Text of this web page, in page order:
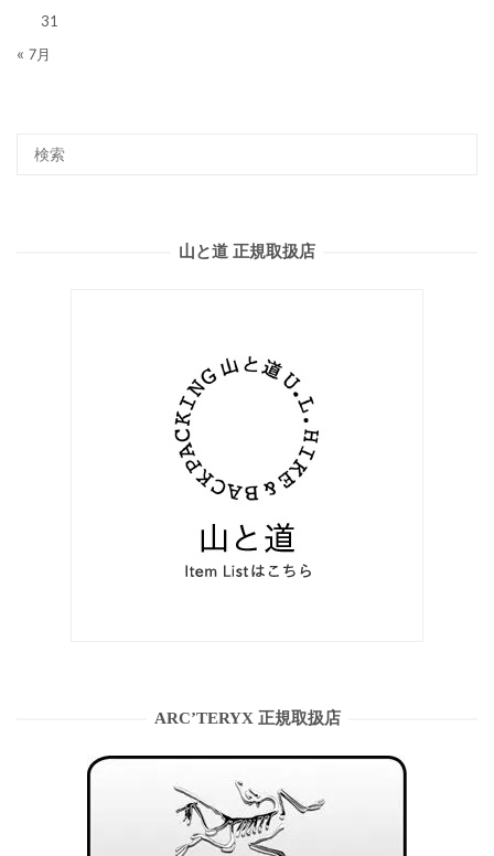
31
« 7月
山と道 正規取扱店
ARC’TERYX 正規取扱店